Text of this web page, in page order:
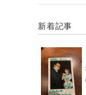
新着記事